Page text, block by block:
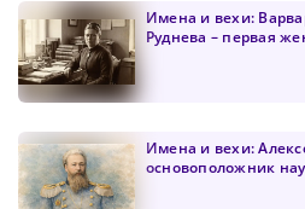
Имена и вехи:
Руднева – первая
Имена и вехи:
основоположник